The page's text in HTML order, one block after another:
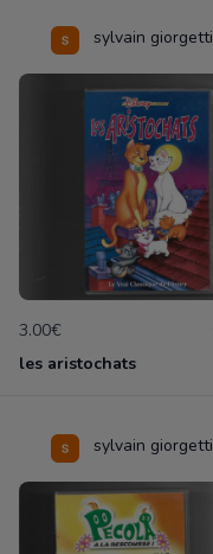
sylvain giorgetti
3.00€
les aristochats
sylvain giorgetti